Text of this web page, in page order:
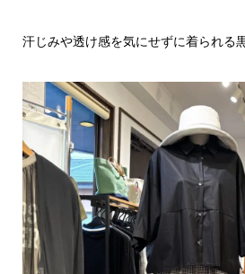
汗じみや透け感を気にせずに着られる